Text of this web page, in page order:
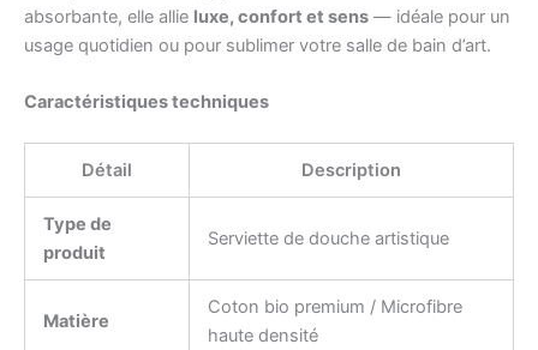
absorbante, elle allie luxe, confort et sens — idéale pour un
usage quotidien ou pour sublimer votre salle de bain d’art.
Caractéristiques techniques
Détail Description
Type de
produit
Serviette de douche artistique
Matière
Coton bio premium / Microfibre
haute densité